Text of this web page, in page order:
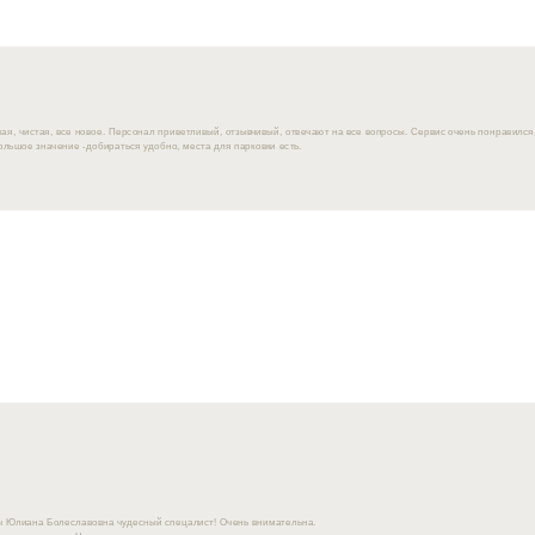
чистая, все новое. Персонал приветливый, отзывчивый, отвечают на все вопросы. Сервис очень
значение -добираться удобно, места для парковки есть.
Юлиана Болеславовна чудесный спецалист! Очень внимательна.